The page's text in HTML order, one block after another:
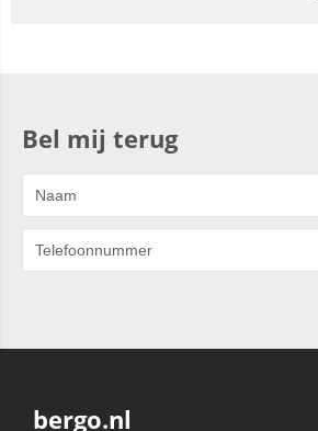
Bel mij terug
bergo.nl